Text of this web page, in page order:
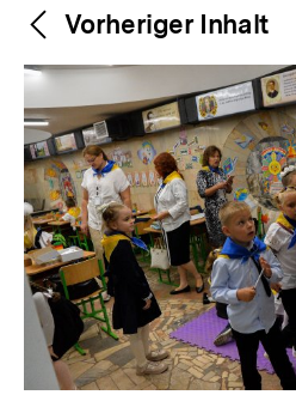
Weitere
Inhalte
Content-
Navigation
Vorheriger Inhalt